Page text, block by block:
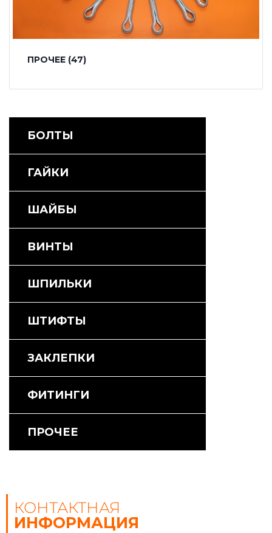
ПРОЧЕЕ (47)
БОЛТЫ
ГАЙКИ
ШАЙБЫ
ВИНТЫ
ШПИЛЬКИ
ШТИФТЫ
ЗАКЛЕПКИ
ФИТИНГИ
ПРОЧЕЕ
КОНТАКТНАЯ
ИНФОРМАЦИЯ